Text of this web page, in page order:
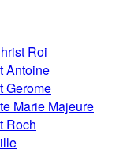
Roi
Antoine
Gerome
Marie Majeure
Roch